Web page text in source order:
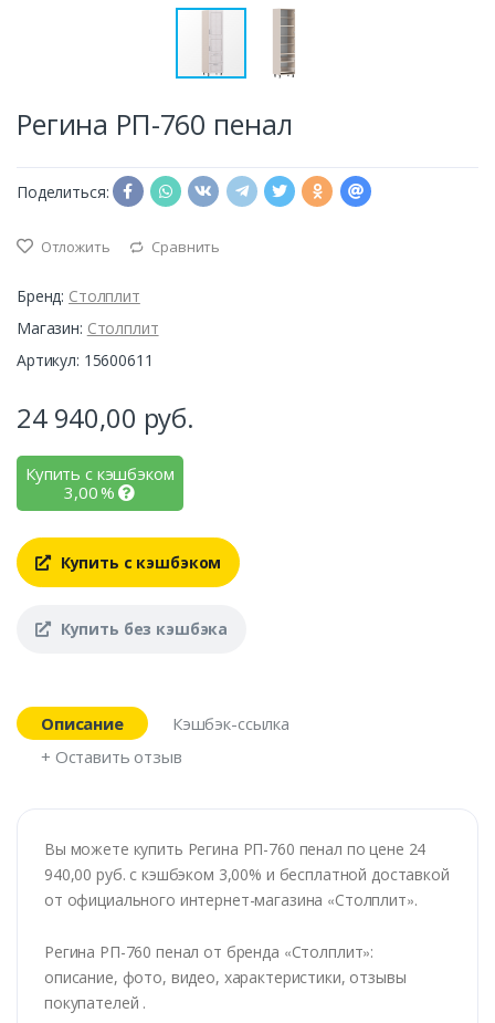
Регина РП-760 пенал
Поделиться:
Отложить Сравнить
Бренд: Столплит
Магазин: Столплит
Артикул: 15600611
24 940,00 руб.
Купить с кэшбэком
3,00%
Купить с кэшбэком
Купить без кэшбэка
Описание
Кэшбэк-ссылка
+ Оставить отзыв
Вы можете купить Регина РП-760 пенал по цене 24
940,00 руб. с кэшбэком 3,00% и бесплатной доставкой
от официального интернет-магазина «Столплит».
Регина РП-760 пенал от бренда «Столплит»:
описание, фото, видео, характеристики, отзывы
покупателей .